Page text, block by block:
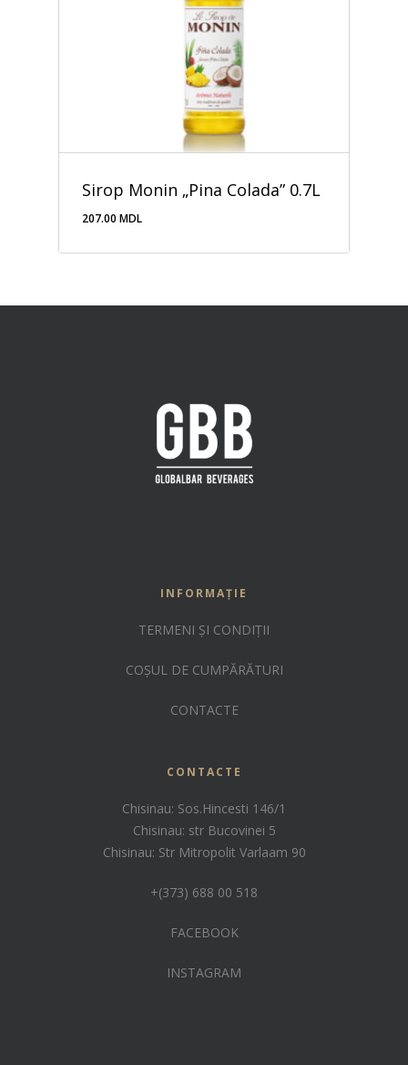
Sirop Monin „Pina Colada” 0.7L
207.00 MDL
INFORMAȚIE
TERMENI ȘI CONDIȚII
COȘUL DE CUMPĂRĂTURI
CONTACTE
CONTACTE
Chisinau: Sos.Hincesti 146/1
Chisinau: str Bucovinei 5
Chisinau: Str Mitropolit Varlaam 90
+(373) 688 00 518
FACEBOOK
INSTAGRAM